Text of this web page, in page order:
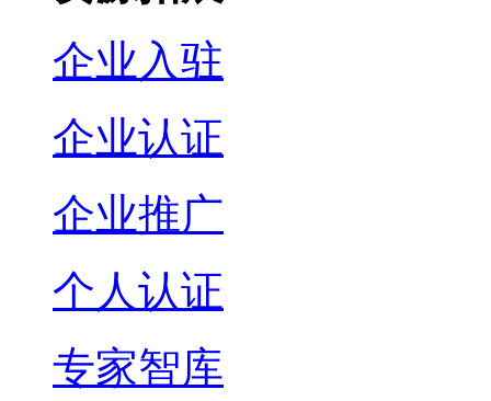
企业入驻
企业认证
企业推广
个人认证
专家智库